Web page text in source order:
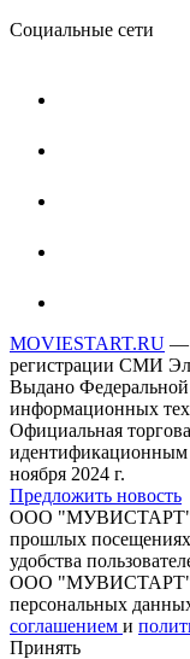
Социальные сети
MOVIESTART.RU —
регистрации СМИ
Выдано Федеральной
информационных
Официальная
идентификационным
ноября 2024 г.
Предложить новость
ООО "МУВИСТАРТ"
прошлых посещениях
удобства
ООО "МУВИСТАРТ"
персональных
соглашением и
Принять